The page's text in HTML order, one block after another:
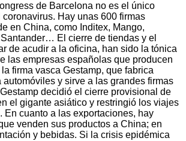
de Barcelona no es el único
Hay unas 600 firmas
en China, como Inditex, Mango,
El cierre de tiendas y el
de acudir a la oficina, han sido la tónica
las empresas españolas que producen
firma vasca Gestamp, que fabrica
automóviles y sirve a las grandes firmas
decidió el cierre provisional de
el gigante asiático y restringió los viajes
En cuanto a las exportaciones, hay
venden sus productos a China; en
y bebidas. Si la crisis epidémica